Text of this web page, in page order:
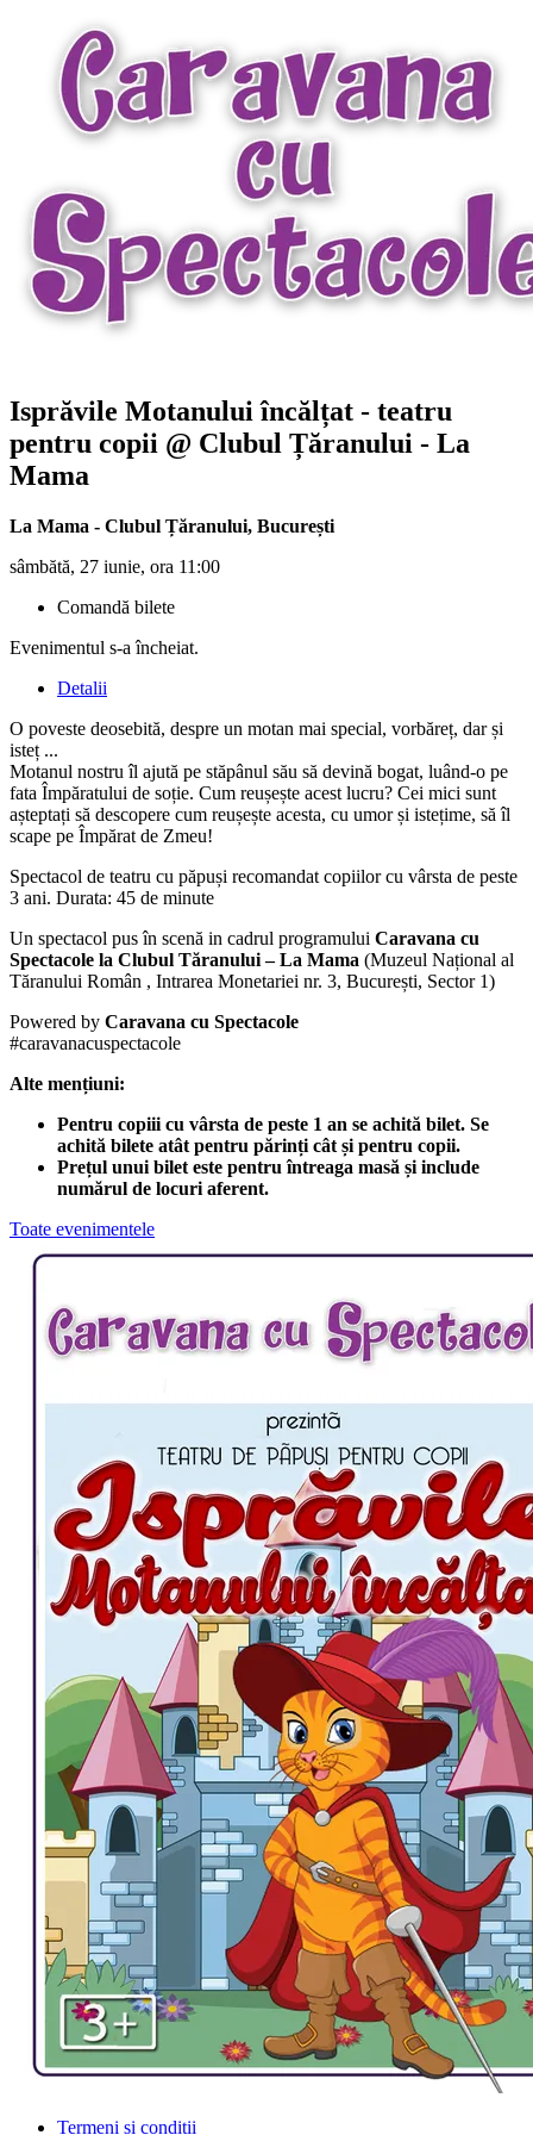
Isprăvile Motanului încălțat - teatru
pentru copii @ Clubul Țăranului - La
Mama
La Mama - Clubul Țăranului, București
sâmbătă, 27 iunie, ora 11:00
Comandă bilete
Evenimentul s-a încheiat.
Detalii
O poveste deosebită, despre un motan mai special, vorbăreț, dar și
isteț ...
Motanul nostru îl ajută pe stăpânul său să devină bogat, luând-o pe
fata Împăratului de soție. Cum reușește acest lucru? Cei mici sunt
așteptați să descopere cum reușește acesta, cu umor și istețime, să îl
scape pe Împărat de Zmeu!
Spectacol de teatru cu păpuși recomandat copiilor cu vârsta de peste
3 ani. Durata: 45 de minute
Un spectacol pus în scenă in cadrul programului Caravana cu
Spectacole la Clubul Tăranului – La Mama (Muzeul Național al
Tăranului Român , Intrarea Monetariei nr. 3, București, Sector 1)
Powered by Caravana cu Spectacole
#caravanacuspectacole
Alte mențiuni:
Pentru copiii cu vârsta de peste 1 an se achită bilet. Se
achită bilete atât pentru părinți cât și pentru copii.
Prețul unui bilet este pentru întreaga masă și include
numărul de locuri aferent.
Toate evenimentele
Termeni și condiții